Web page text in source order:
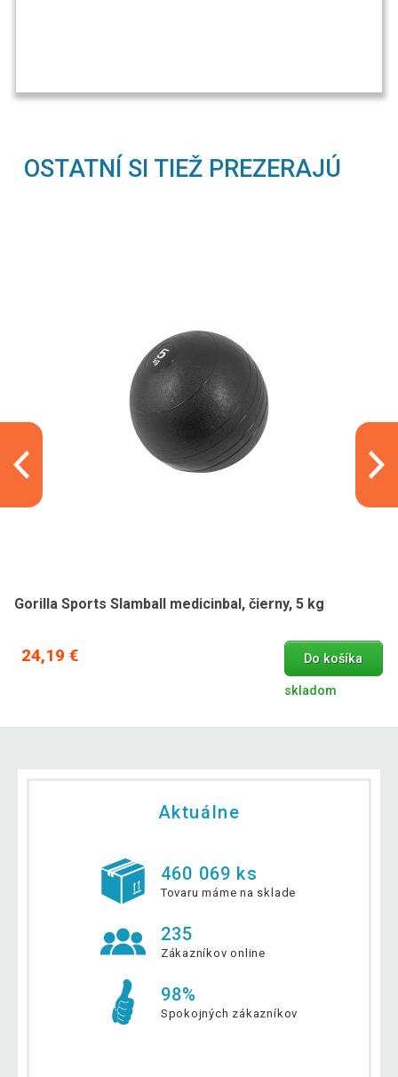
OSTATNÍ SI TIEŽ PREZERAJÚ
Gorilla Sports Slamball medicinbal, čierny, 5 kg
24,19 € Do košíka
skladom
Aktuálne
460 069 ks
Tovaru máme na sklade
235
Zákazníkov online
98%
Spokojných zákazníkov